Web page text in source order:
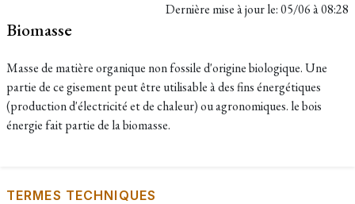
Dernière mise à jour le:05/06 à 08:28
Biomasse
Masse de matière organique non fossile d'origine biologique. Une
partie de ce gisement peut être utilisable à des fins énergétiques
(production d'électricité et de chaleur) ou agronomiques. le bois
énergie fait partie de la biomasse.
TERMES TECHNIQUES